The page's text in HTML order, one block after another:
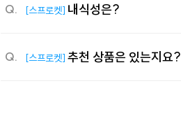
Q. [스프로켓] 내식성은?
Q. [스프로켓]추천 상품은 있는지요?